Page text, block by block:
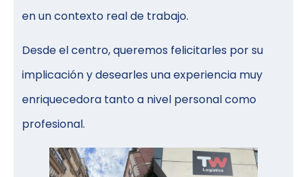
en un contexto real de trabajo.
Desde el centro, queremos felicitarles por su
implicación y desearles una experiencia muy
enriquecedora tanto a nivel personal como
profesional.